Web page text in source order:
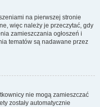
na pierwszej stronie
więc należy je przeczytać, gdy
zamieszczania ogłoszeń i
tematów są nadawane przez
nie mogą zamieszczać
zostały automatycznie